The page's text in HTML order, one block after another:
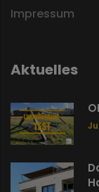
Impressum
Aktuelles